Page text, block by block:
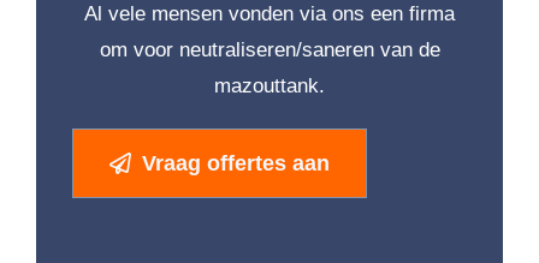
Al vele mensen vonden via ons een firma
om voor neutraliseren/saneren van de
mazouttank.
Vraag offertes aan